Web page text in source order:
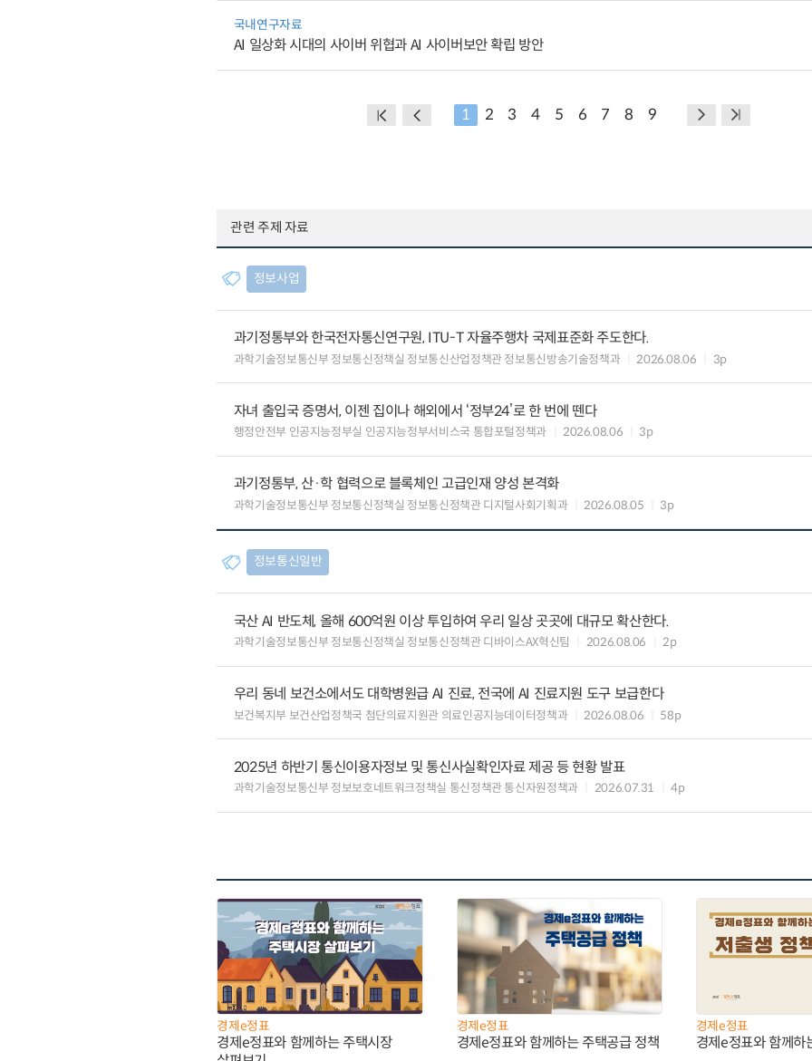
국내연구자료
AI 일상화 시대의 사이버 위협과 AI 사이버보안 확립 방안
1 2 3 4 5 6 7 8 9
관련 주제 자료
정보사업
과기정통부와 한국전자통신연구원, ITU-T 자율주행차 국제표준화 주도한다.
과학기술정보통신부 정보통신정책실 정보통신산업정책관 정보통신방송기술정책과 2026.08.06 3p
자녀 출입국 증명서, 이젠 집이나 해외에서 ‘정부24’로 한 번에 뗀다
행정안전부 인공지능정부실 인공지능정부서비스국 통합포털정책과 2026.08.06 3p
과기정통부, 산·학 협력으로 블록체인 고급인재 양성 본격화
과학기술정보통신부 정보통신정책실 정보통신정책관 디지털사회기획과 2026.08.05 3p
정보통신일반
국산 AI 반도체, 올해 600억원 이상 투입하여 우리 일상 곳곳에 대규모 확산한다.
과학기술정보통신부 정보통신정책실 정보통신정책관 디바이스AX혁신팀 2026.08.06 2p
우리 동네 보건소에서도 대학병원급 AI 진료, 전국에 AI 진료지원 도구 보급한다
보건복지부 보건산업정책국 첨단의료지원관 의료인공지능데이터정책과 2026.08.06 58p
2025년 하반기 통신이용자정보 및 통신사실확인자료 제공 등 현황 발표
과학기술정보통신부 정보보호네트워크정책실 통신정책관 통신자원정책과 2026.07.31 4p
경제e정표
경제e정표와 함께하는 주택시장
경제e정표
경제e정표와 함께하는 주택공급 정책
경제e정표
경제e정표와 함께하